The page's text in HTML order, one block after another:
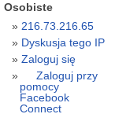
Osobiste
216.73.216.65
Dyskusja tego IP
Zaloguj się
Zaloguj przy
pomocy
Facebook
Connect